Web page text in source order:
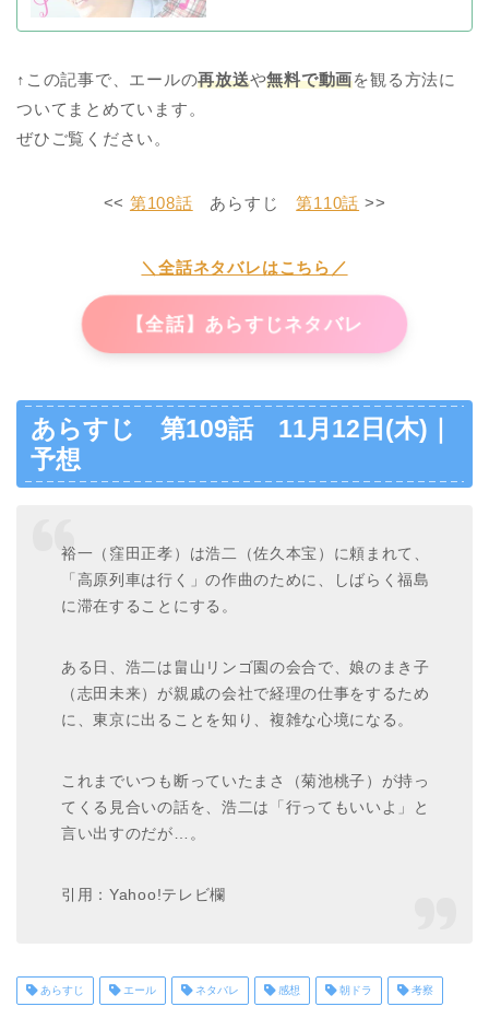
↑この記事で、エールの再放送や無料で動画を観る方法に
ついてまとめています。
ぜひご覧ください。
<< 第108話 あらすじ第110話 >>
＼全話ネタバレはこちら／
【全話】あらすじネタバレ
あらすじ 第109話 11月12日(木)｜
予想
裕一（窪田正孝）は浩二（佐久本宝）に頼まれて、
「高原列車は行く」の作曲のために、しばらく福島
に滞在することにする。
ある日、浩二は畠山リンゴ園の会合で、娘のまき子
（志田未来）が親戚の会社で経理の仕事をするため
に、東京に出ることを知り、複雑な心境になる。
これまでいつも断っていたまさ（菊池桃子）が持っ
てくる見合いの話を、浩二は「行ってもいいよ」と
言い出すのだが…。
引用：Yahoo!テレビ欄
あらすじ エール ネタバレ 感想 朝ドラ 考察